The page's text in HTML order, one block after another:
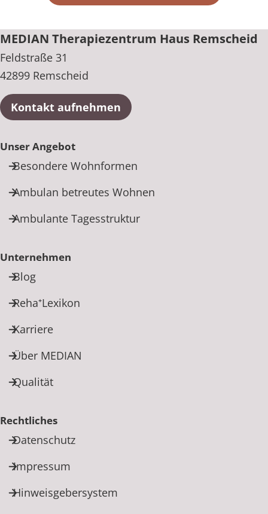
MEDIAN Therapiezentrum Haus Remscheid
Feldstraße 31
42899 Remscheid
Kontakt aufnehmen
Unser Angebot
Besondere Wohnformen
Ambulan betreutes Wohnen
Ambulante Tagesstruktur
Unternehmen
Blog
Reha⁺Lexikon
Karriere
Über MEDIAN
Qualität
Rechtliches
Datenschutz
Impressum
Hinweisgebersystem